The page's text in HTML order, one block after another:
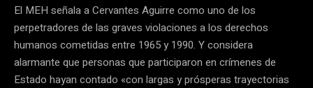
El MEH señala a Cervantes Aguirre como uno de los
perpetradores de las graves violaciones a los derechos
humanos cometidas entre 1965 y 1990. Y considera
alarmante que personas que participaron en crímenes de
Estado hayan contado «con largas y prósperas trayectorias